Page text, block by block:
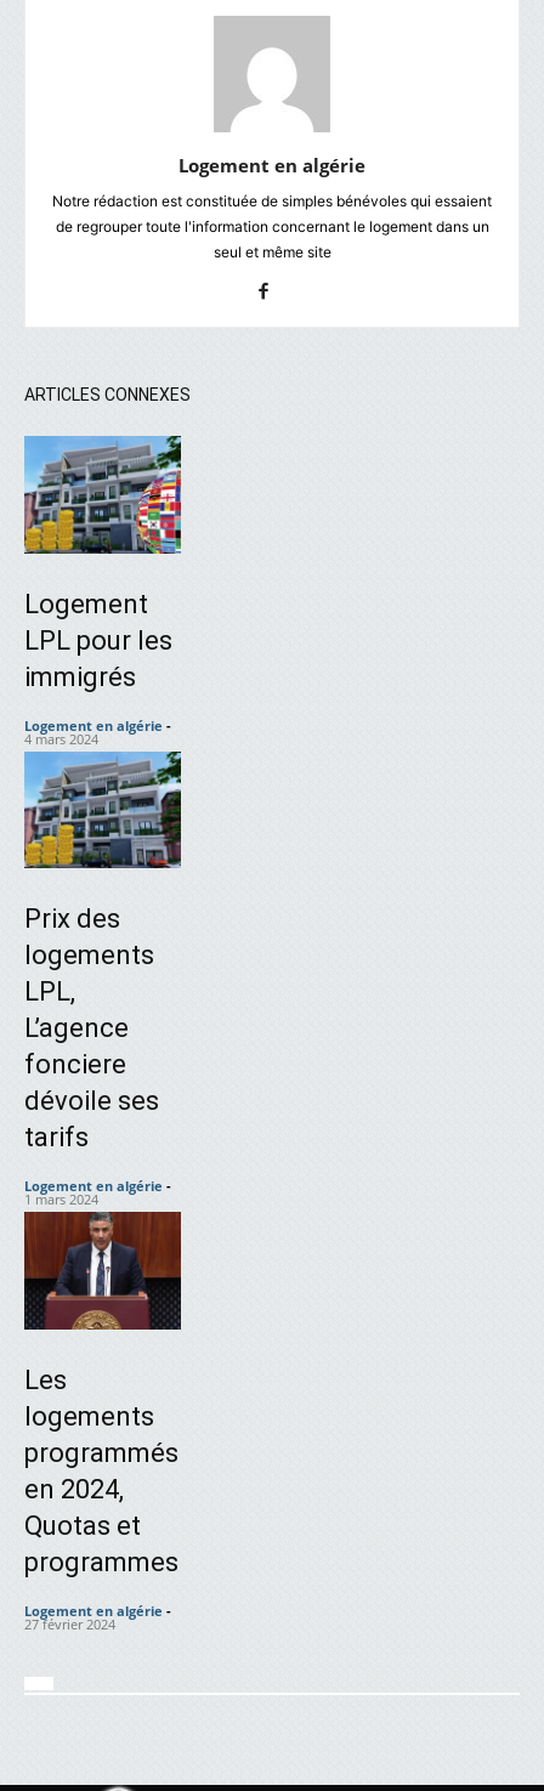
Logement en algérie
Notre rédaction est constituée de simples bénévoles qui essaient
de regrouper toute l'information concernant le logement dans un
seul et même site
ARTICLES CONNEXES
Logement
LPL pour les
immigrés
Logement en algérie -
4 mars 2024
Prix des
logements
LPL,
L’agence
fonciere
dévoile ses
tarifs
Logement en algérie -
1 mars 2024
Les
logements
programmés
en 2024,
Quotas et
programmes
Logement en algérie -
27 février 2024